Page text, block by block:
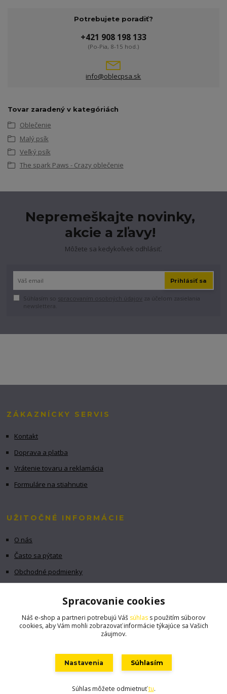
Potrebujete poradiť?
+421 908 198 133
(Po-Pia, 8-15 hod.)
info@oblecpsa.sk
Tovar zaradený v kategóriách
Oblečenie
Malý psík
Veľký psík
The spark Paws - Crazy oblečenie
Nepremeškajte novinky,
akcie a zľavy!
Môžete sa kedykoľvek odhlásiť.
Prihlásiť sa
Súhlasím so spracovaním osobných údajov za účelom zasielania
newslettera.
ZÁKAZNÍCKY SERVIS
Kontakt
Doprava a platba
Vrátenie tovaru a reklamácia
Formuláre na stiahnutie
UŽITOČNÉ INFORMÁCIE
O nás
Často sa pýtate
Obchodné podmienky
Vytvorené na Eshop-rychlo.sk
Spracovanie cookies
Náš e-shop a partneri potrebujú Váš súhlas s použitím súborov
cookies, aby Vám mohli zobrazovať informácie týkajúce sa Vašich
záujmov.
Nastavenia Súhlasím
Súhlas môžete odmietnuťtu.